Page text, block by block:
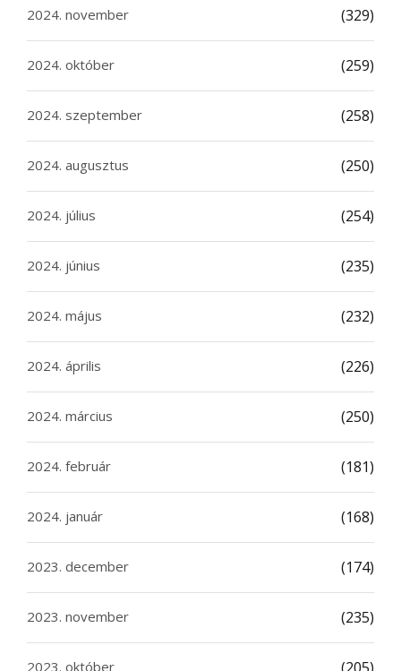
2024. november (329)
2024. október (259)
2024. szeptember (258)
2024. augusztus (250)
2024. július (254)
2024. június (235)
2024. május (232)
2024. április (226)
2024. március (250)
2024. február (181)
2024. január (168)
2023. december (174)
2023. november (235)
2023. október